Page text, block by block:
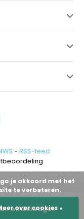
winkelwagen
- RSS-feed
je akkoord met het
te verbeteren.
over cookies »